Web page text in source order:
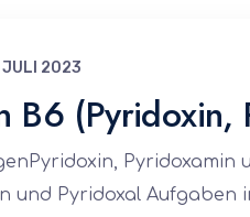
JULI 2023
B6 (Pyridoxin,
Pyridoxamin
und Pyridoxal